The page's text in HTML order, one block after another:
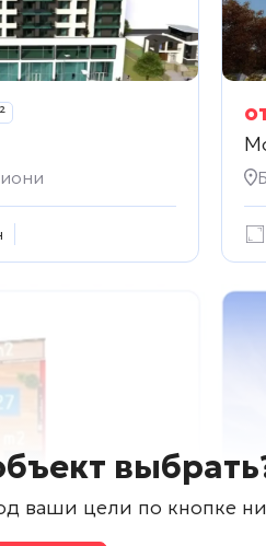
ваши цели по кнопке